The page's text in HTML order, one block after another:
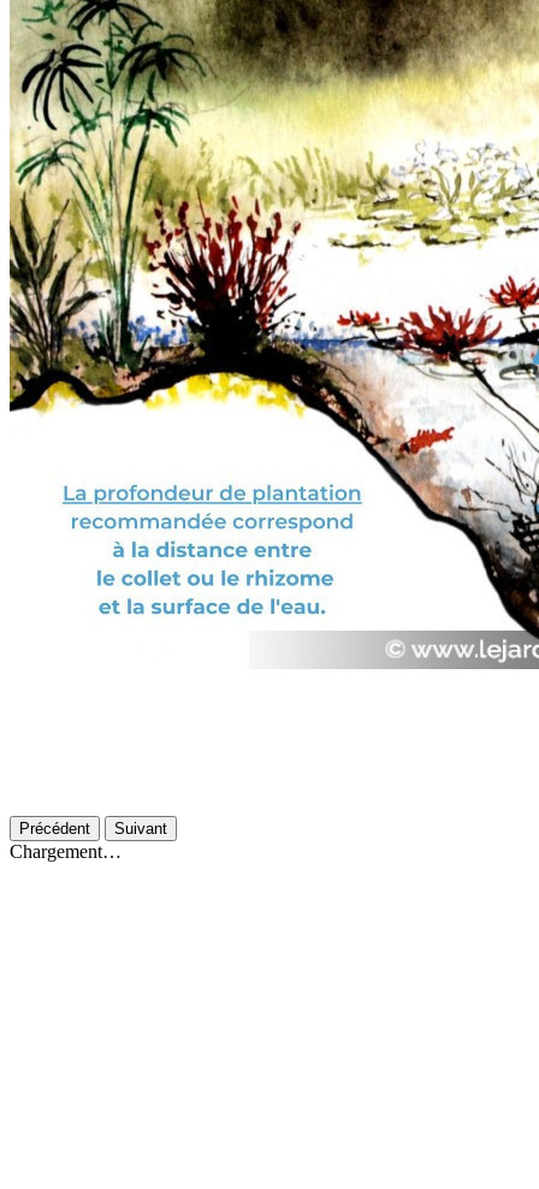
Précédent Suivant
Chargement…